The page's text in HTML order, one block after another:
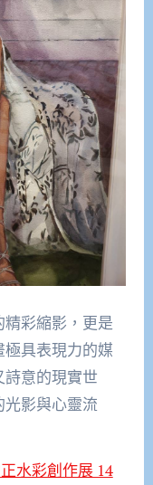
彩縮影，更是
具表現力的媒
意的現實世
影與心靈流
水彩創作展 14